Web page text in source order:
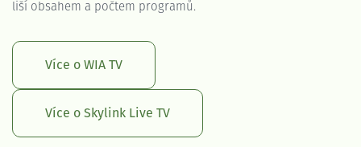
liší obsahem a počtem programů.
Více o WIA TV
Více o Skylink Live TV